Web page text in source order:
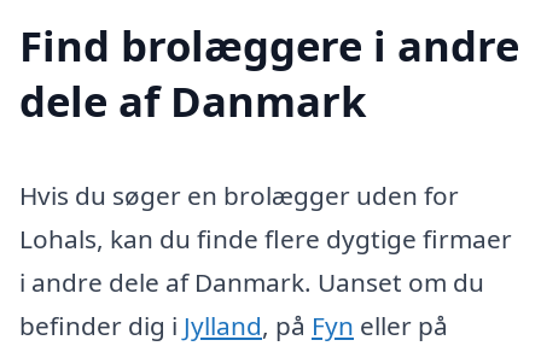
Find brolæggere i andre
dele af Danmark
Hvis du søger en brolægger uden for
Lohals, kan du finde flere dygtige firmaer
i andre dele af Danmark. Uanset om du
befinder dig i Jylland, på Fyn eller på